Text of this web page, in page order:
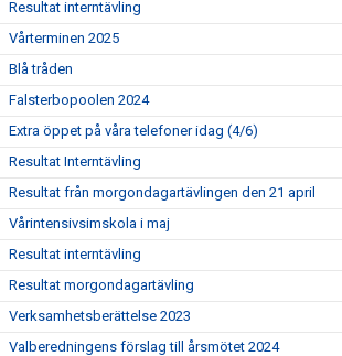
Resultat interntävling
Vårterminen 2025
Blå tråden
Falsterbopoolen 2024
Extra öppet på våra telefoner idag (4/6)
Resultat Interntävling
Resultat från morgondagartävlingen den 21 april
Vårintensivsimskola i maj
Resultat interntävling
Resultat morgondagartävling
Verksamhetsberättelse 2023
Valberedningens förslag till årsmötet 2024